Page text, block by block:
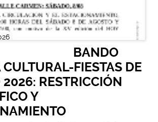
BANDO
FIESTAS DE
RESTRICCIÓN
Y